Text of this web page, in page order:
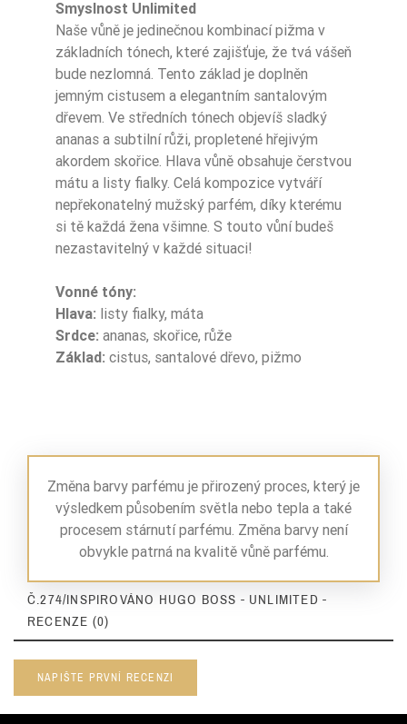
Smyslnost Unlimited
Naše vůně je jedinečnou kombinací pižma v
základních tónech, které zajišťuje, že tvá vášeň
bude nezlomná. Tento základ je doplněn
jemným cistusem a elegantním santalovým
dřevem. Ve středních tónech objevíš sladký
ananas a subtilní růži, propletené hřejivým
akordem skořice. Hlava vůně obsahuje čerstvou
mátu a listy fialky. Celá kompozice vytváří
nepřekonatelný mužský parfém, díky kterému
si tě každá žena všimne. S touto vůní budeš
nezastavitelný v každé situaci!
Vonné tóny:
Hlava: listy fialky, máta
Srdce: ananas, skořice, růže
Základ: cistus, santalové dřevo, pižmo
Nuty Serca ananas
Nuty Serca cynamon
Nuty Bazy
drzewo sandało
we
Nuty Bazy piżmo
Nuty Bazy czystek
Ean13 5906826213561
Změna barvy parfému je přirozený proces, který je
výsledkem působením světla nebo tepla a také
procesem stárnutí parfému. Změna barvy není
obvykle patrná na kvalitě vůně parfému.
Č.274/INSPIROVÁNO HUGO BOSS - UNLIMITED -
RECENZE (0)
NAPIŠTE PRVNÍ RECENZI